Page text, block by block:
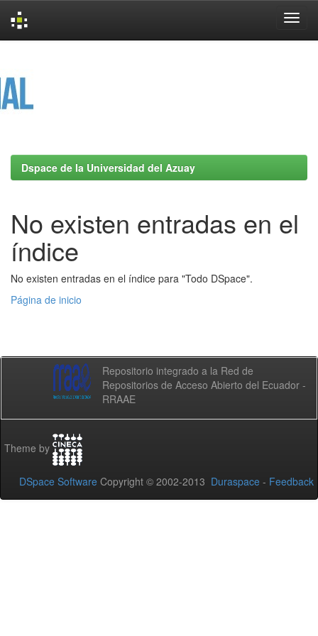
Dspace de la Universidad del Azuay
No existen entradas en el
índice
No existen entradas en el índice para "Todo DSpace".
Página de inicio
Repositorio integrado a la Red de
Repositorios de Acceso Abierto del Ecuador -
RRAAE
Theme by
DSpace Software Copyright © 2002-2013 Duraspace - Feedback